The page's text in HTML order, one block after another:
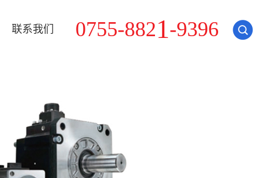
0755-8821 -9396
联系我们